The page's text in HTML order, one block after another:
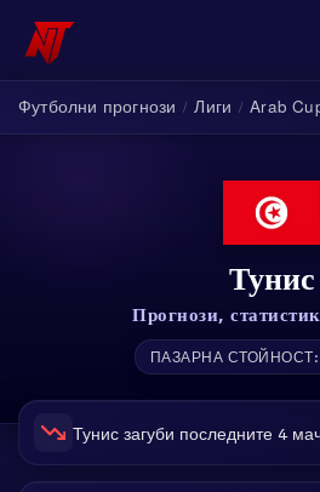
Футболни прогнози / Лиги / Arab
Тунис
Прогнози,
ПАЗАРНА СТОЙНОСТ:
Тунис загуби последните 4